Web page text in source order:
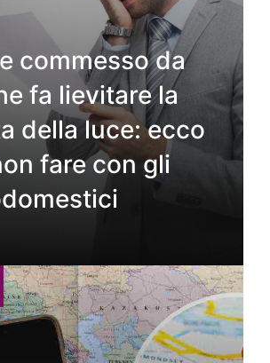
commesso da
fa lievitare la
della luce: ecco
fare con gli